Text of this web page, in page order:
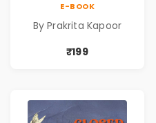
E-BOOK
By Prakrita Kapoor
₹199